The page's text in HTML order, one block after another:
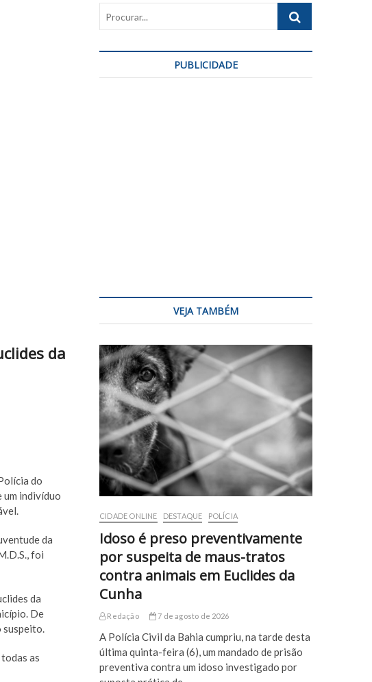
da
do
um indivíduo
da
foi
da
De
suspeito.
as
Procurar...
PUBLICIDADE
VEJA TAMBÉM
CIDADE ONLINE DESTAQUE POLÍCIA
Idoso é preso preventivamente
por suspeita de maus-tratos
contra animais em Euclides da
Cunha
Redação 7 de agosto de 2026
A Polícia Civil da Bahia cumpriu, na tarde desta
última quinta-feira (6), um mandado de prisão
preventiva contra um idoso investigado por